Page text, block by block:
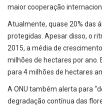
maior cooperação
Atualmente, quase 20% das
protegidas. Apesar disso, o
2015, a média de
milhões de hectares por ano.
para 4 milhões de hectares
A ONU também alerta para
degradação contínua das